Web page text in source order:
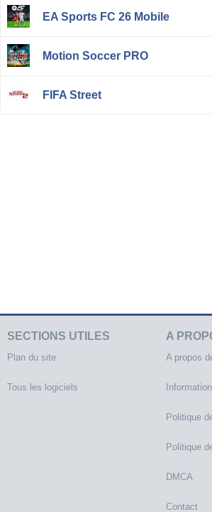
EA Sports FC 26 Mobile
Motion Soccer PRO
FIFA Street
SECTIONS UTILES
Plan du site
Tous les logiciels
A
A propos
Politique
Politique
DMCA
Contact